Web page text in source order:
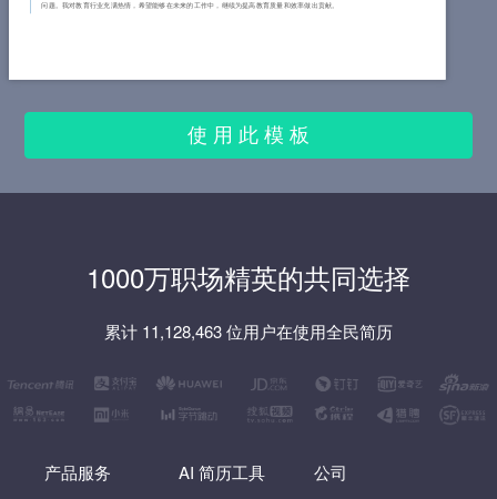
问题。我对教育行业充满热情，希望能够在未来的工作中，继续为提高教育质量和效率做出贡献。
使 用 此 模 板
1000万职场精英的共同选择
累计 11,128,463 位用户在使用全民简历
产品服务 AI 简历工具 公司